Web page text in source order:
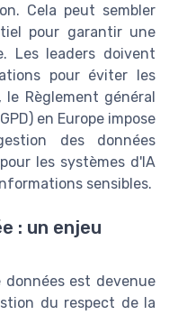
Cela peut sembler
pour garantir une
Les leaders doivent
pour éviter les
le Règlement général
en Europe impose
des données
les systèmes d'IA
sensibles.
: un enjeu
est devenue
du respect de la